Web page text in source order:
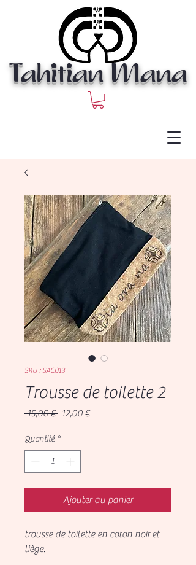
Tahitian Mana
SKU : SAC013
Trousse de toilette 2
15,00 € Prix12,00 €Prix
Quantité *
Ajouter au panier
trousse de toilette en coton noir et
liège.